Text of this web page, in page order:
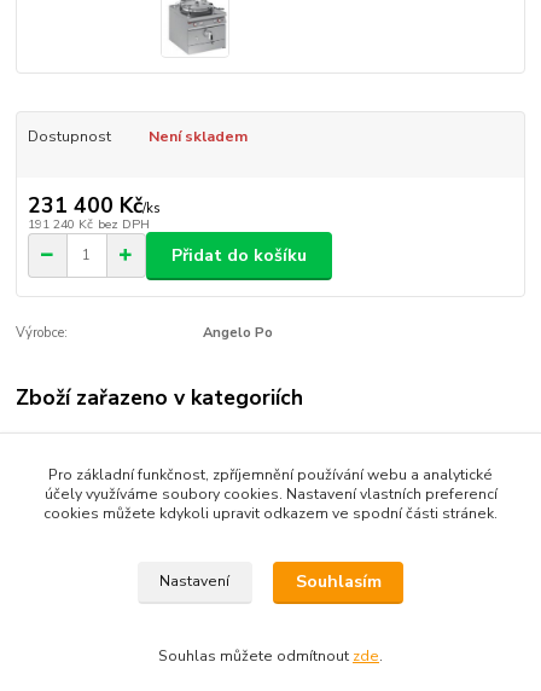
Dostupnost Není skladem
231 400 Kč/ks
191 240 Kč bez DPH
Přidat do košíku
Výrobce: Angelo Po
Zboží zařazeno v kategoriích
ANGELO PO
vystavit kupujícímu účtenku. Zároveň je povinen zaevidovat
přijatou tržbu u správce daně online; v případě technického
Pro základní funkčnost, zpříjemnění používání webu a analytické
účely využíváme soubory cookies. Nastavení vlastních preferencí
cookies můžete kdykoli upravit odkazem ve spodní části stránek.
Nastavení Souhlasím
Souhlas můžete odmítnout zde.